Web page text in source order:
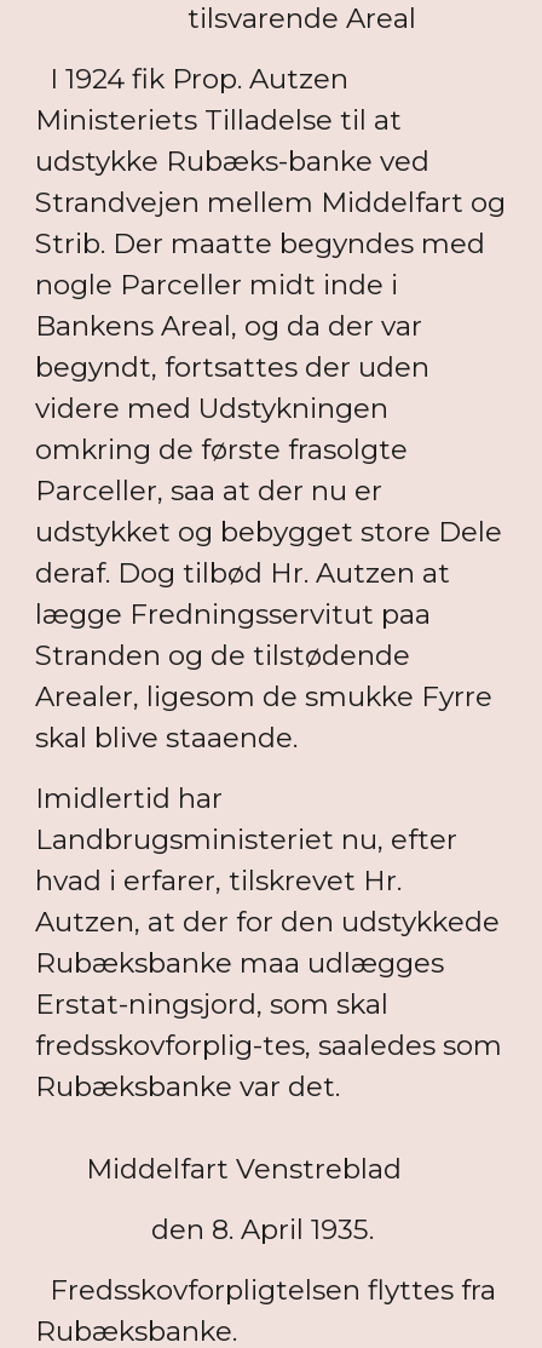
tilsvarende Areal
I 1924 fik Prop. Autzen
Ministeriets Tilladelse til at
udstykke Rubæks-banke ved
Strandvejen mellem Middelfart og
Strib. Der maatte begyndes med
nogle Parceller midt inde i
Bankens Areal, og da der var
begyndt, fortsattes der uden
videre med Udstykningen
omkring de første frasolgte
Parceller, saa at der nu er
udstykket og bebygget store Dele
deraf. Dog tilbød Hr. Autzen at
lægge Fredningsservitut paa
Stranden og de tilstødende
Arealer, ligesom de smukke Fyrre
skal blive staaende.
Imidlertid har
Landbrugsministeriet nu, efter
hvad i erfarer, tilskrevet Hr.
Autzen, at der for den udstykkede
Rubæksbanke maa udlægges
Erstat-ningsjord, som skal
fredsskovforplig-tes, saaledes som
Rubæksbanke var det.
Middelfart Venstreblad
den 8. April 1935.
Fredsskovforpligtelsen flyttes fra
Rubæksbanke.